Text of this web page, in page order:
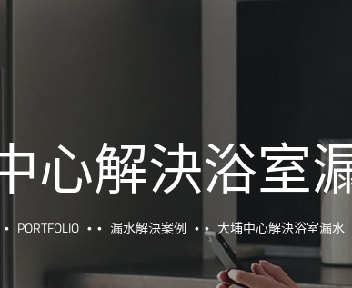
心解決浴室
PORTFOLIO 漏水解決案例 大埔中心解決浴室漏水